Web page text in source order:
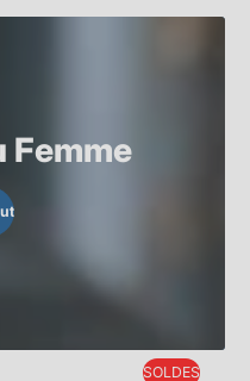
Femme
SOLDES